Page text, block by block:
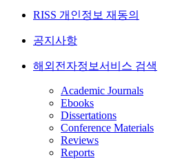
RISS 개인정보 재동의
공지사항
해외전자정보서비스 검색
Academic Journals
Ebooks
Dissertations
Conference Materials
Reviews
Reports